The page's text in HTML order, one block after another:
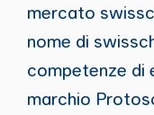
mercato
nome di
competenze di
marchio